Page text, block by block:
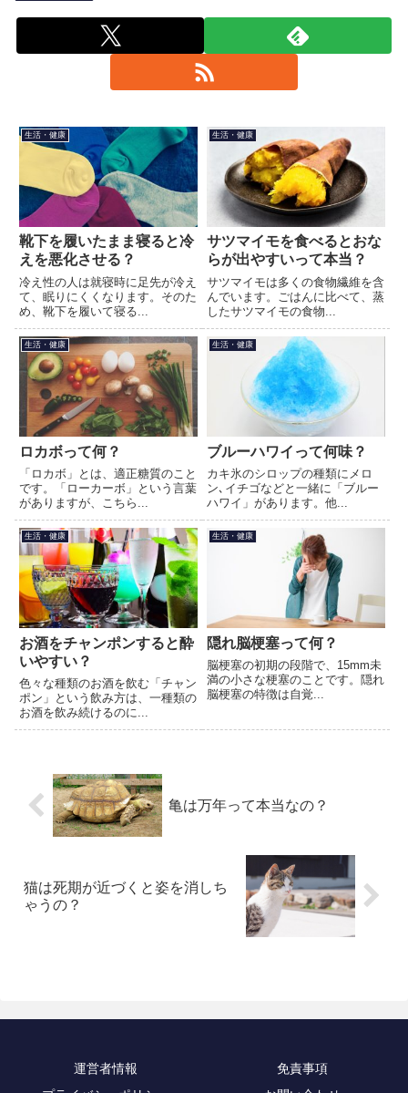
生活・健康
靴下を履いたまま寝ると冷
えを悪化させる？
冷え性の人は就寝時に足先が冷え
て、眠りにくくなります。そのた
め、靴下を履いて寝る...
生活・健康
サツマイモを食べるとおな
らが出やすいって本当？
サツマイモは多くの食物繊維を含
んでいます。ごはんに比べて、蒸
したサツマイモの食物...
生活・健康
ロカボって何？
「ロカボ」とは、適正糖質のこと
です。「ローカーボ」という言葉
がありますが、こちら...
生活・健康
ブルーハワイって何味？
カキ氷のシロップの種類にメロ
ン､イチゴなどと一緒に「ブルー
ハワイ」があります。他...
生活・健康
お酒をチャンポンすると酔
いやすい？
色々な種類のお酒を飲む「チャン
ポン」という飲み方は、一種類の
お酒を飲み続けるのに...
生活・健康
隠れ脳梗塞って何？
脳梗塞の初期の段階で、15mm未
満の小さな梗塞のことです。隠れ
脳梗塞の特徴は自覚...
亀は万年って本当なの？
猫は死期が近づくと姿を消しち
ゃうの？
運営者情報
免責事項